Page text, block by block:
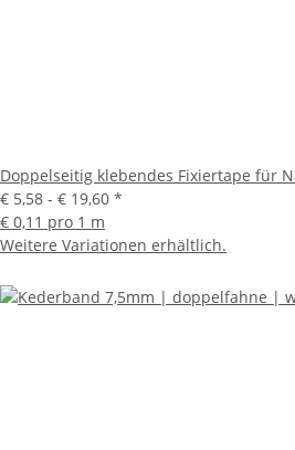
Doppelseitig klebendes Fixiertape für
€ 5,58 - € 19,60 *
€ 0,11 pro 1 m
Weitere Variationen erhältlich.